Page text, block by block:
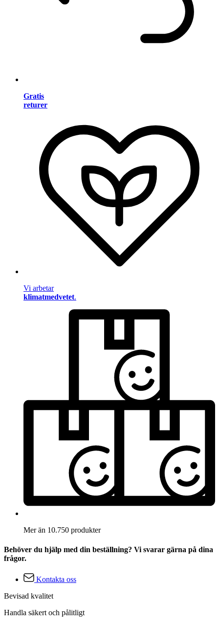
Gratis
returer
Vi arbetar
klimatmedvetet.
Mer än 10.750 produkter
Behöver du hjälp med din beställning? Vi svarar gärna på dina
frågor.
Kontakta oss
Bevisad kvalitet
Handla säkert och pålitligt